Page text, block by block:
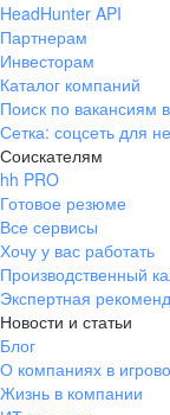
HeadHunter API
Партнерам
Инвесторам
Каталог компаний
Поиск по вакансиям
Сетка: соцсеть для
Соискателям
hh PRO
Готовое резюме
Все сервисы
Хочу у вас работать
Производственный
Экспертная
Новости и статьи
Блог
О компаниях в
Жизнь в компании